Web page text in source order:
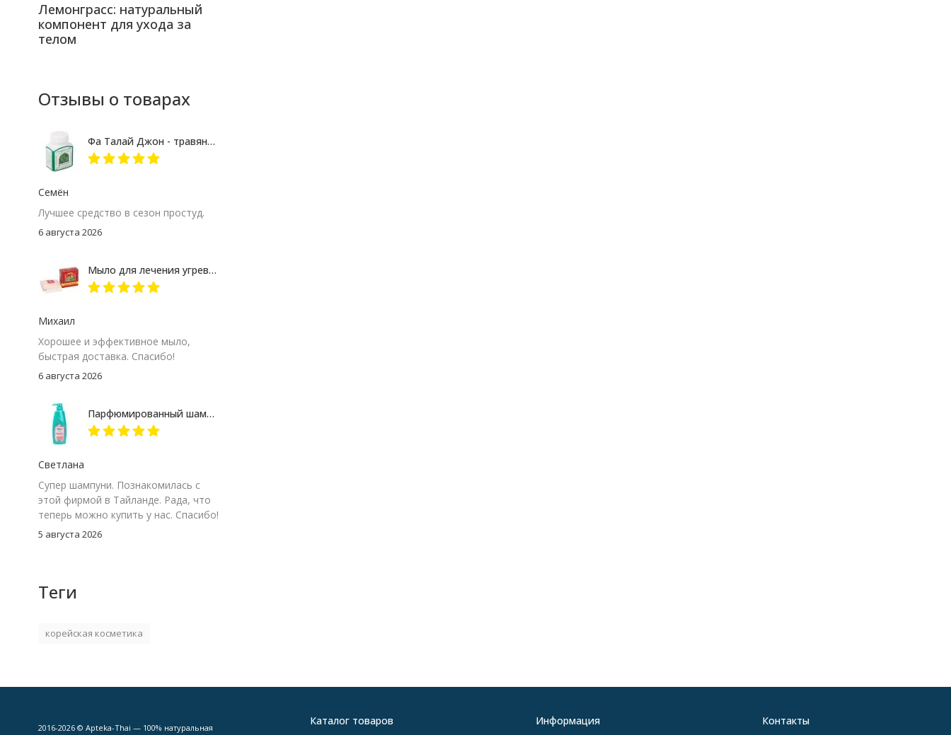
Лемонграсс: натуральный
компонент для ухода за
телом
Отзывы о товарах
Фа Талай Джон - травяные капсулы против гриппа и простуды
Семён
Лучшее средство в сезон простуд.
6 августа 2026
Мыло для лечения угревой сыпи Madame Heng
Михаил
Хорошее и эффективное мыло,
быстрая доставка. Спасибо!
6 августа 2026
Парфюмированный шампунь "Корейская роза" Rejoice 370 мл
Светлана
Супер шампуни. Познакомилась с
этой фирмой в Тайланде. Рада, что
теперь можно купить у нас. Спасибо!
5 августа 2026
Теги
корейская косметика
2016-2026 © Apteka-Thai — 100% натуральная
Каталог товаров Информация Контакты